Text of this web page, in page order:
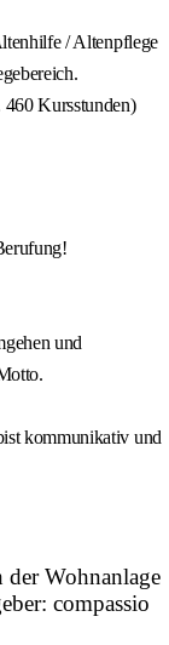
/ Altenpflege
Kursstunden)
und
kommunikativ und
der Wohnanlage
compassio